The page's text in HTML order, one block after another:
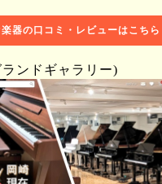
楽器の口コミ・レビューはこち
ンドギャラリー)